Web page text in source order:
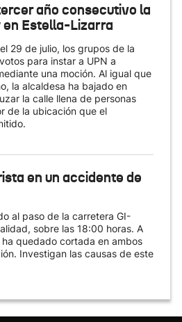
año consecutivo la
en Estella-Lizarra
29 de julio, los grupos de la
para instar a UPN a
una moción. Al igual que
la alcaldesa ha bajado en
la calle llena de personas
de la ubicación que el
en un accidente de
al paso de la carretera GI-
sobre las 18:00 horas. A
quedado cortada en ambos
Investigan las causas de este